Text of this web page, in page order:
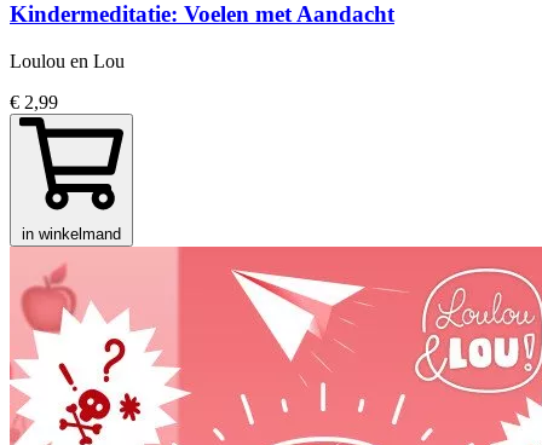
Kindermeditatie: Voelen met Aandacht
Loulou en Lou
€ 2,99
in winkelmand